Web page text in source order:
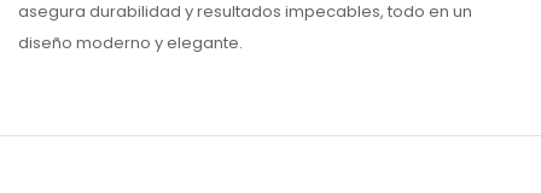
asegura durabilidad y resultados impecables, todo en un
diseño moderno y elegante.